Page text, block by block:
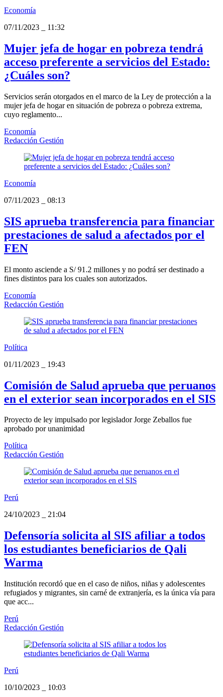
Economía
07/11/2023
11:32
Mujer jefa de hogar en pobreza tendrá
acceso preferente a servicios del Estado:
¿Cuáles son?
Servicios serán otorgados en el marco de la Ley de protección a la
mujer jefa de hogar en situación de pobreza o pobreza extrema,
cuyo reglamento...
Economía
Redacción Gestión
Economía
07/11/2023
08:13
SIS aprueba transferencia para financiar
prestaciones de salud a afectados por el
FEN
El monto asciende a S/ 91.2 millones y no podrá ser destinado a
fines distintos para los cuales son autorizados.
Economía
Redacción Gestión
Política
01/11/2023
19:43
Comisión de Salud aprueba que peruanos
en el exterior sean incorporados en el SIS
Proyecto de ley impulsado por legislador Jorge Zeballos fue
aprobado por unanimidad
Política
Redacción Gestión
Perú
24/10/2023
21:04
Defensoría solicita al SIS afiliar a todos
los estudiantes beneficiarios de Qali
Warma
Institución recordó que en el caso de niños, niñas y adolescentes
refugiados y migrantes, sin carné de extranjería, es la única vía para
que acc...
Perú
Redacción Gestión
Perú
10/10/2023
10:03